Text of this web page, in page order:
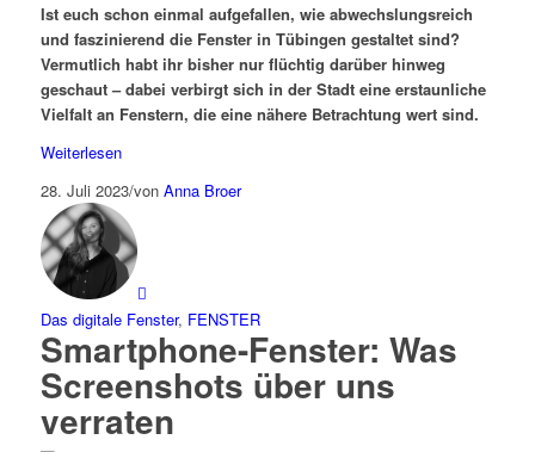
Ist euch schon einmal aufgefallen, wie abwechslungsreich
und faszinierend die Fenster in Tübingen gestaltet sind?
Vermutlich habt ihr bisher nur flüchtig darüber hinweg
geschaut – dabei verbirgt sich in der Stadt eine erstaunliche
Vielfalt an Fenstern, die eine nähere Betrachtung wert sind.
Weiterlesen
28. Juli 2023/von Anna Broer
Das digitale Fenster, FENSTER
Smartphone-Fenster: Was
Screenshots über uns
verraten